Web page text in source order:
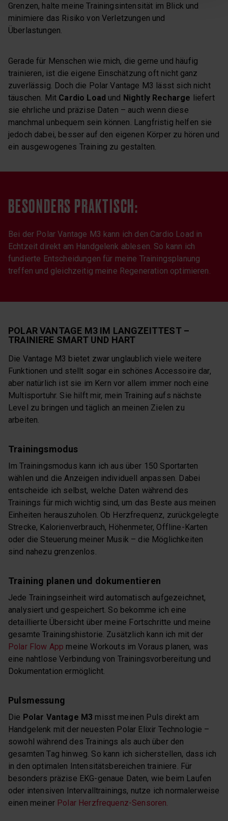
Grenzen, halte meine Trainingsintensität im Blick und
minimiere das Risiko von Verletzungen und
Überlastungen.
Gerade für Menschen wie mich, die gerne und häufig
trainieren, ist die eigene Einschätzung oft nicht ganz
zuverlässig. Doch die Polar Vantage M3 lässt sich nicht
täuschen. Mit Cardio Load und Nightly Recharge liefert
sie ehrliche und präzise Daten – auch wenn diese
manchmal unbequem sein können. Langfristig helfen sie
jedoch dabei, besser auf den eigenen Körper zu hören und
ein ausgewogenes Training zu gestalten.
BESONDERS PRAKTISCH:
Bei der Polar Vantage M3 kann ich den Cardio Load in
Echtzeit direkt am Handgelenk ablesen. So kann ich
fundierte Entscheidungen für meine Trainingsplanung
treffen und gleichzeitig meine Regeneration optimieren.
POLAR VANTAGE M3 IM LANGZEITTEST –
TRAINIERE SMART UND HART
Die Vantage M3 bietet zwar unglaublich viele weitere
Funktionen und stellt sogar ein schönes Accessoire dar,
aber natürlich ist sie im Kern vor allem immer noch eine
Multisportuhr. Sie hilft mir, mein Training aufs nächste
Level zu bringen und täglich an meinen Zielen zu
arbeiten.
Trainingsmodus
Im Trainingsmodus kann ich aus über 150 Sportarten
wählen und die Anzeigen individuell anpassen. Dabei
entscheide ich selbst, welche Daten während des
Trainings für mich wichtig sind, um das Beste aus meinen
Einheiten herauszuholen. Ob Herzfrequenz, zurückgelegte
Strecke, Kalorienverbrauch, Höhenmeter, Offline-Karten
oder die Steuerung meiner Musik – die Möglichkeiten
sind nahezu grenzenlos.
Training planen und dokumentieren
Jede Trainingseinheit wird automatisch aufgezeichnet,
analysiert und gespeichert. So bekomme ich eine
detaillierte Übersicht über meine Fortschritte und meine
gesamte Trainingshistorie. Zusätzlich kann ich mit der
Polar Flow App meine Workouts im Voraus planen, was
eine nahtlose Verbindung von Trainingsvorbereitung und
Dokumentation ermöglicht.
Pulsmessung
Die Polar Vantage M3 misst meinen Puls direkt am
Handgelenk mit der neuesten Polar Elixir Technologie –
sowohl während des Trainings als auch über den
gesamten Tag hinweg. So kann ich sicherstellen, dass ich
in den optimalen Intensitätsbereichen trainiere. Für
besonders präzise EKG-genaue Daten, wie beim Laufen
oder intensiven Intervalltrainings, nutze ich normalerweise
einen meiner Polar Herzfrequenz-Sensoren.